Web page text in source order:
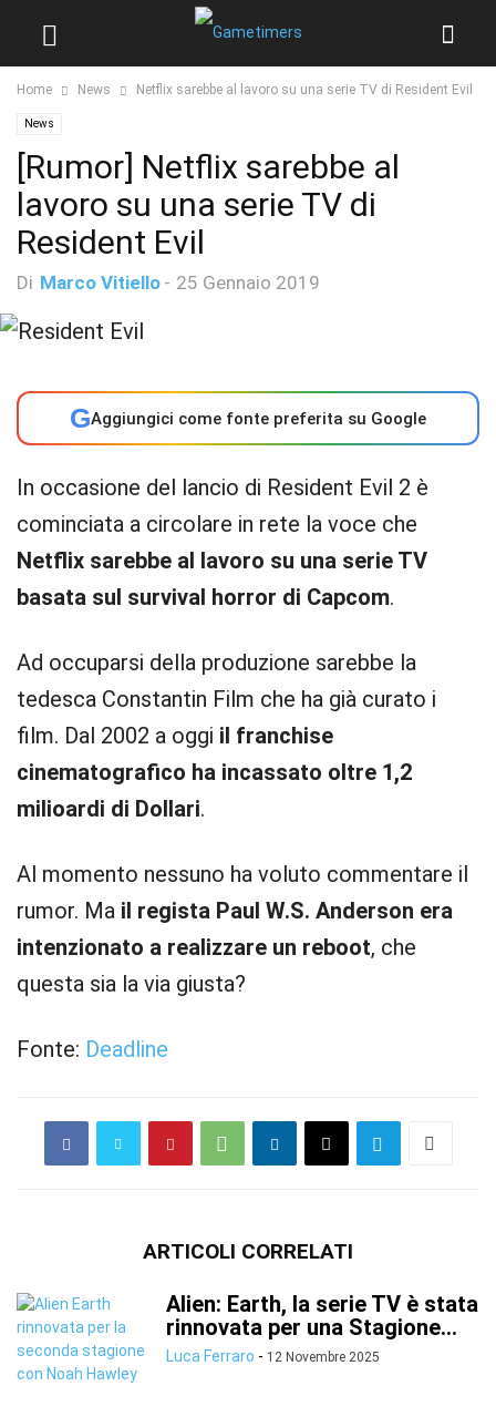
Home News Netflix sarebbe al lavoro su una serie TV di Resident Evil
News
[Rumor] Netflix sarebbe al
lavoro su una serie TV di
Resident Evil
Di Marco Vitiello - 25 Gennaio 2019
GAggiungici come fonte preferita su Google
In occasione del lancio di Resident Evil 2 è
cominciata a circolare in rete la voce che
Netflix sarebbe al lavoro su una serie TV
basata sul survival horror di Capcom.
Ad occuparsi della produzione sarebbe la
tedesca Constantin Film che ha già curato i
film. Dal 2002 a oggi il franchise
cinematografico ha incassato oltre 1,2
milioardi di Dollari.
Al momento nessuno ha voluto commentare il
rumor. Ma il regista Paul W.S. Anderson era
intenzionato a realizzare un reboot, che
questa sia la via giusta?
Fonte: Deadline
ARTICOLI CORRELATI
Alien: Earth, la serie TV è stata
rinnovata per una Stagione...
Luca Ferraro - 12 Novembre 2025